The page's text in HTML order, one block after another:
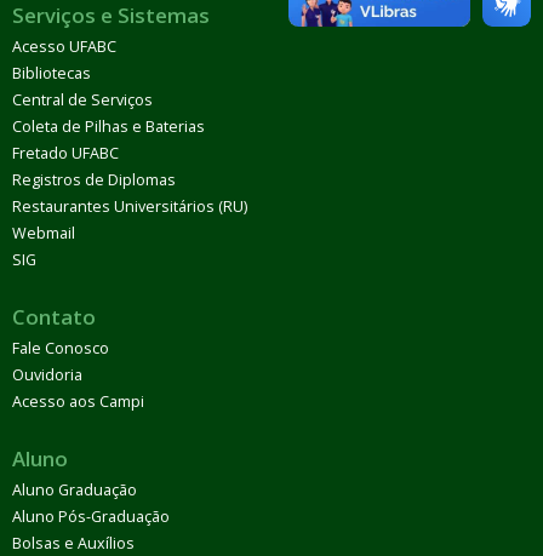
Serviços e Sistemas
Acesso UFABC
Bibliotecas
Central de Serviços
Coleta de Pilhas e Baterias
Fretado UFABC
Registros de Diplomas
Restaurantes Universitários (RU)
Webmail
SIG
Contato
Fale Conosco
Ouvidoria
Acesso aos Campi
Aluno
Aluno Graduação
Aluno Pós-Graduação
Bolsas e Auxílios